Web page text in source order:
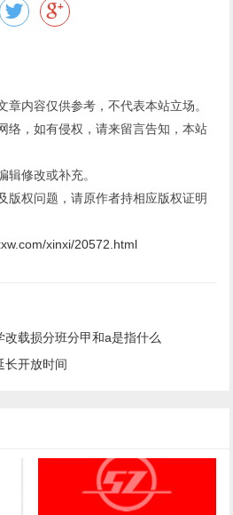
章内容仅供参考，不代表本站立场。
络，如有侵权，请来留言告知，本站
辑修改或补充。
版权问题，请原作者持相应版权证明
xinxi/20572.html
改载损分班分甲和a是指什么
长开放时间